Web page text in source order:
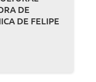
DE
DE FELIPE